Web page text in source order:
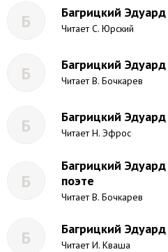
Б Багрицкий
Читает С. Юрский
Б Багрицкий
Читает В. Бочкарев
Б Багрицкий
Читает Н. Эфрос
Б
Багрицкий
поэте
Читает В. Бочкарев
Б Багрицкий
Читает И. Кваша